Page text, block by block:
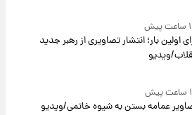
اولین بار؛ انتشار تصاویری از رهبر جدید
ویدیو
عمامه بستن به شیوه خاتمی/ویدیو